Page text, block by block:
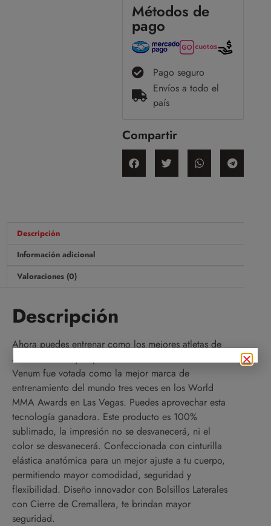
Métodos de
pago
Pago seguro
Envíos a todo el
país
Compartir
Descripción
Información adicional
Valoraciones (0)
Descripción
Ahora puedes entrenar como los mejores atletas de
artes marciales y deportes de fuerza del mundo.
Venum fue votada como la mejor marca de
entrenamiento del mundo tres veces en los World
MMA Awards en Las Vegas. Puedes aprovechar esta
tecnología ganadora. Este producto es 100%
sublimado, la impresión no se desvanecerá, ni el
color se desvanecerá. Confeccionada con cinturilla
elástica anatómica para un mejor ajuste a tu cuerpo,
permitiendo mayor comodidad, seguridad y
flexibilidad. Diseño innovador con Bolsillos Laterales
con Cierre de Cremallera, te brindan mayor
seguridad.